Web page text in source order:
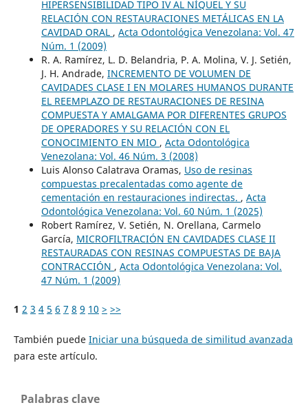
HIPERSENSIBILIDAD TIPO IV AL NÍQUEL Y SU
RELACIÓN CON RESTAURACIONES METÁLICAS EN LA
CAVIDAD ORAL , Acta Odontológica Venezolana: Vol. 47
Núm. 1 (2009)
R. A. Ramírez, L. D. Belandria, P. A. Molina, V. J. Setién,
J. H. Andrade, INCREMENTO DE VOLUMEN DE
CAVIDADES CLASE I EN MOLARES HUMANOS DURANTE
EL REEMPLAZO DE RESTAURACIONES DE RESINA
COMPUESTA Y AMALGAMA POR DIFERENTES GRUPOS
DE OPERADORES Y SU RELACIÓN CON EL
CONOCIMIENTO EN MIO , Acta Odontológica
Venezolana: Vol. 46 Núm. 3 (2008)
Luis Alonso Calatrava Oramas, Uso de resinas
compuestas precalentadas como agente de
cementación en restauraciones indirectas. , Acta
Odontológica Venezolana: Vol. 60 Núm. 1 (2025)
Robert Ramírez, V. Setién, N. Orellana, Carmelo
García, MICROFILTRACIÓN EN CAVIDADES CLASE II
RESTAURADAS CON RESINAS COMPUESTAS DE BAJA
CONTRACCIÓN , Acta Odontológica Venezolana: Vol.
47 Núm. 1 (2009)
1 2 3 4 5 6 7 8 9 10 > >>
También puede Iniciar una búsqueda de similitud avanzada
para este artículo.
Palabras clave